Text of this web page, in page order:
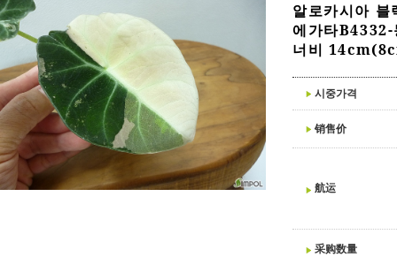
알로카시아
에가타
너비
시중가격
销售价
航运
采购数量